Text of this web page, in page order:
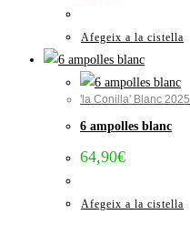
Afegeix a la cistella
'la Conilla' Blanc 2025
6 ampolles blanc
64,90€
Afegeix a la cistella